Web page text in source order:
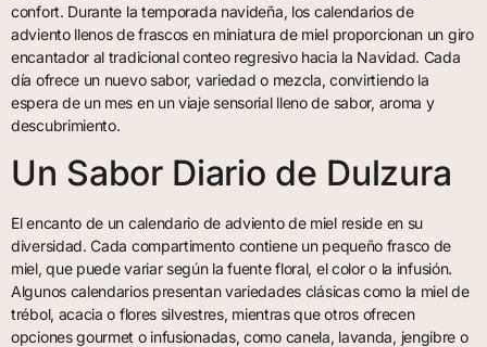
confort. Durante la temporada navideña, los calendarios de
adviento llenos de frascos en miniatura de miel proporcionan un giro
encantador al tradicional conteo regresivo hacia la Navidad. Cada
día ofrece un nuevo sabor, variedad o mezcla, convirtiendo la
espera de un mes en un viaje sensorial lleno de sabor, aroma y
descubrimiento.
Un Sabor Diario de Dulzura
El encanto de un calendario de adviento de miel reside en su
diversidad. Cada compartimento contiene un pequeño frasco de
miel, que puede variar según la fuente floral, el color o la infusión.
Algunos calendarios presentan variedades clásicas como la miel de
trébol, acacia o flores silvestres, mientras que otros ofrecen
opciones gourmet o infusionadas, como canela, lavanda, jengibre o